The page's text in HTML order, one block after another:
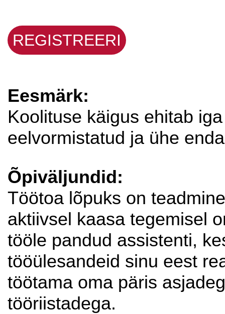
REGISTREERI
Eesmärk:
Koolituse käigus ehitab
eelvormistatud ja ühe
Õpiväljundid:
Töötoa lõpuks on
aktiivsel kaasa tegemisel
tööle pandud assistenti,
tööülesandeid sinu eest
töötama oma päris
tööriistadega.